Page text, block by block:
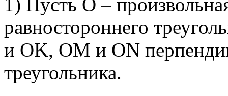
равностороннего
и ОK, ОМ и ОN
треугольника.